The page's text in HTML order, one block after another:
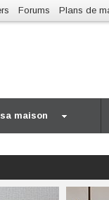
Forums Plans de
maison